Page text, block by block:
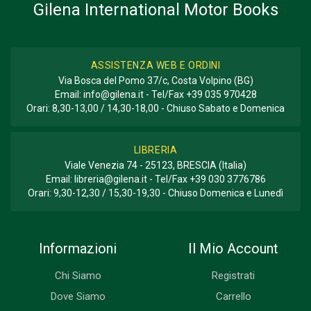
GENERE O COLLANA
Gilena International Motor Books
ASSISTENZA WEB E ORDINI
Via Bosca del Pomo 37/c, Costa Volpino (BG)
Email: info@gilena.it- Tel/Fax +39 035 970428
Orari: 8,30-13,00 / 14,30-18,00 - Chiuso Sabato e Domenica
LIBRERIA
Viale Venezia 74 - 25123, BRESCIA (Italia)
Email: libreria@gilena.it- Tel/Fax +39 030 3776786
Orari: 9,30-12,30 / 15,30-19,30 - Chiuso Domenica e Lunedì
Informazioni
Chi Siamo
Dove Siamo
Il Mio Account
Registrati
Carrello